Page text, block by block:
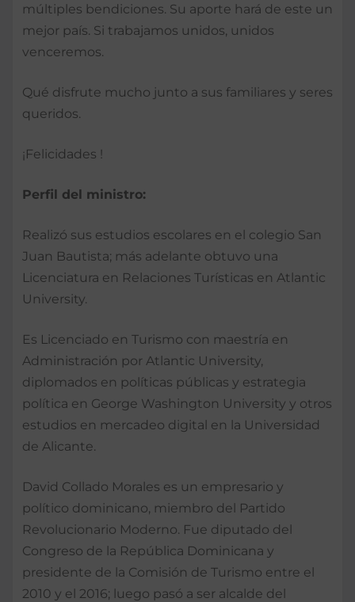
múltiples bendiciones. Su aporte hará de este un
mejor país. Si trabajamos unidos, unidos
venceremos.
Qué disfrute mucho junto a sus familiares y seres
queridos.
¡Felicidades !
Perfil del ministro:
Realizó sus estudios escolares en el colegio San
Juan Bautista; más adelante obtuvo una
Licenciatura en Relaciones Turísticas en Atlantic
University.
Es Licenciado en Turismo con maestría en
Administración por Atlantic University,
diplomados en políticas públicas y estrategia
política en George Washington University y otros
estudios en mercadeo digital en la Universidad
de Alicante.
David Collado Morales es un empresario y
político dominicano, miembro del Partido
Revolucionario Moderno. Fue diputado del
Congreso de la República Dominicana y
presidente de la Comisión de Turismo entre el
2010 y el 2016; luego pasó a ser alcalde del